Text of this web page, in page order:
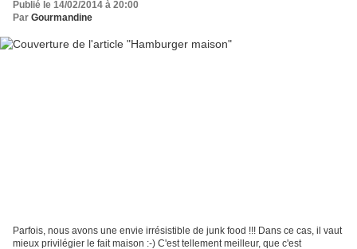
Publié le 14/02/2014 à 20:00
Par Gourmandine
Parfois, nous avons une envie irrésistible de junk food !!! Dans ce cas, il vaut
mieux privilégier le fait maison :-) C'est tellement meilleur, que c'est